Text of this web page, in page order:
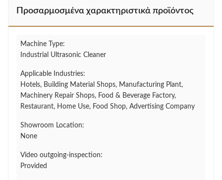
Προσαρμοσμένα χαρακτηριστικά προϊόντος
Machine Type:
Industrial Ultrasonic Cleaner
Applicable Industries:
Hotels, Building Material Shops, Manufacturing Plant,
Machinery Repair Shops, Food & Beverage Factory,
Restaurant, Home Use, Food Shop, Advertising Company
Showroom Location:
None
Video outgoing-inspection:
Provided